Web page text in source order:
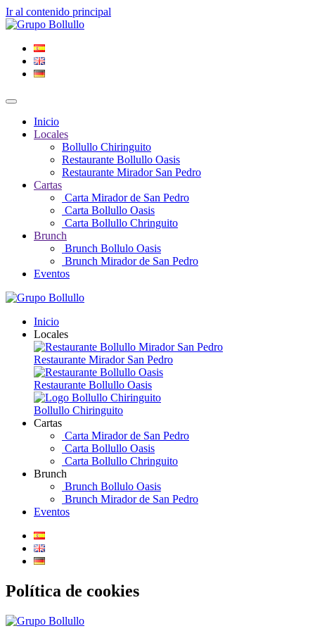
Ir al contenido principal
Inicio
Locales
Bollullo Chiringuito
Restaurante Bollullo Oasis
Restaurante Mirador San Pedro
Cartas
Carta Mirador de San Pedro
Carta Bollullo Oasis
Carta Bollullo Chringuito
Brunch
Brunch Bollulo Oasis
Brunch Mirador de San Pedro
Eventos
Inicio
Locales
Restaurante Mirador San Pedro
Restaurante Bollullo Oasis
Bollullo Chiringuito
Cartas
Carta Mirador de San Pedro
Carta Bollullo Oasis
Carta Bollullo Chringuito
Brunch
Brunch Bollulo Oasis
Brunch Mirador de San Pedro
Eventos
Política de cookies